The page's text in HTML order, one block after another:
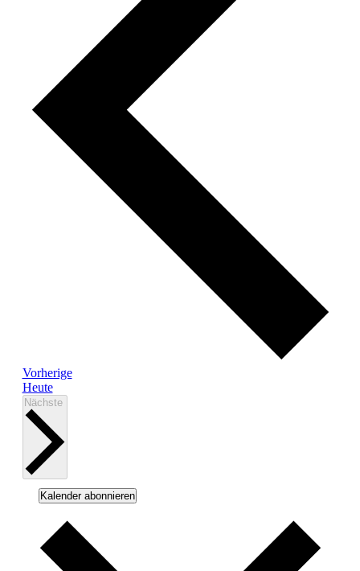
VorherigeVeranstaltungen
Heute
Nächste
Kalender abonnieren